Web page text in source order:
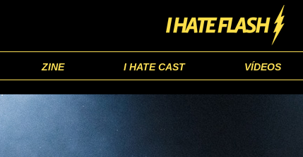
ZINE I HATE CAST VÍDEOS